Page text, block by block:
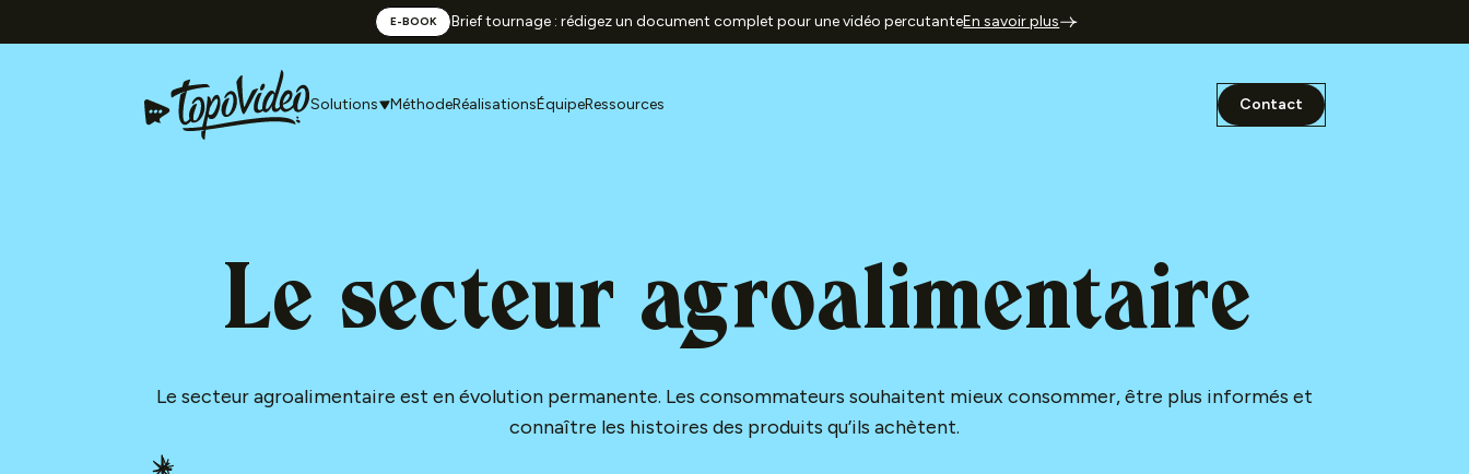
E-BOOK Brief tournage : rédigez un document complet pour une vidéo percutanteEn savoir plus
Solutions MéthodeRéalisationsÉquipeRessources Contact
Le secteur agroalimentaire
Le secteur agroalimentaire est en évolution permanente. Les consommateurs souhaitent mieux consommer, être plus informés et
connaître les histoires des produits qu’ils achètent.